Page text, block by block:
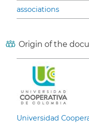
associations
Origin of the
Universidad